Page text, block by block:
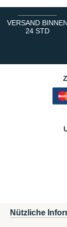
VERSAND BINNEN
24 STD
Nützliche